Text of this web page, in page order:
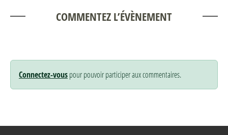
COMMENTEZ L’ÉVÈNEMENT
Connectez-vouspour pouvoir participer aux commentaires.